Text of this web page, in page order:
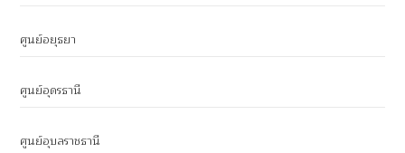
ศูนย์อยุธยา
ศูนย์อุดรธานี
ศูนย์อุบลราชธานี